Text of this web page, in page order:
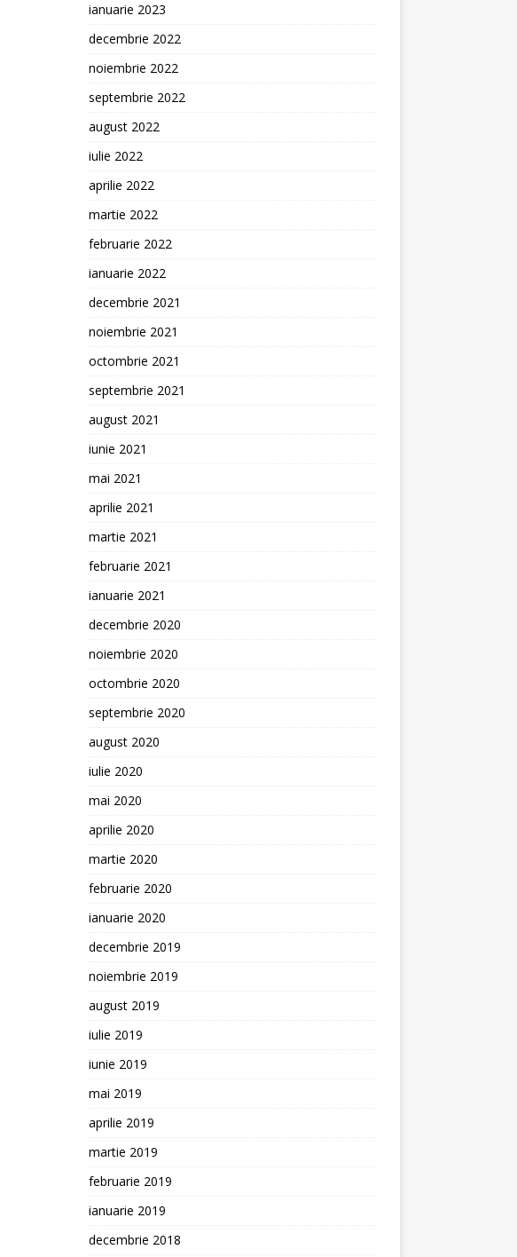
ianuarie 2023
decembrie 2022
noiembrie 2022
septembrie 2022
august 2022
iulie 2022
aprilie 2022
martie 2022
februarie 2022
ianuarie 2022
decembrie 2021
noiembrie 2021
octombrie 2021
septembrie 2021
august 2021
iunie 2021
mai 2021
aprilie 2021
martie 2021
februarie 2021
ianuarie 2021
decembrie 2020
noiembrie 2020
octombrie 2020
septembrie 2020
august 2020
iulie 2020
mai 2020
aprilie 2020
martie 2020
februarie 2020
ianuarie 2020
decembrie 2019
noiembrie 2019
august 2019
iulie 2019
iunie 2019
mai 2019
aprilie 2019
martie 2019
februarie 2019
ianuarie 2019
decembrie 2018